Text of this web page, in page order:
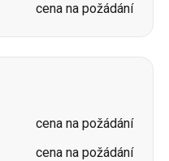
cena na požádání
cena na požádání
cena na požádání